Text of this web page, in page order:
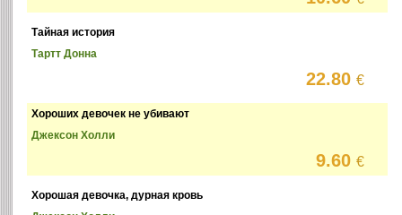
Тайная история
Тартт Донна
22.80€
Хороших девочек не убивают
Джексон Холли
9.60€
Хорошая девочка, дурная кровь